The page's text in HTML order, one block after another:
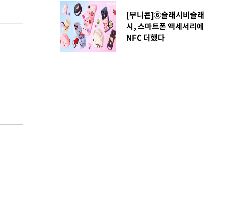
[부니콘]⑥슬래시비슬래
시, 스마트폰 액세서리에
NFC 더했다